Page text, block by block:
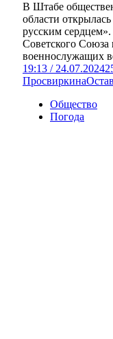
В Штабе
области
русским
Советского Союза
военнослужащих
19:13 / 24.07.2024
Просвиркина
Общество
Погода